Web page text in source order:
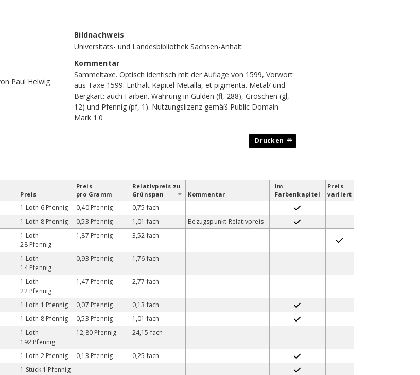
Paul Helwig
Bildnachweis
Universitäts- und Landesbibliothek Sachsen-Anhalt
Kommentar
Sammeltaxe. Optisch identisch mit der Auflage von 1599, Vorwort
aus Taxe 1599. Enthält Kapitel Metalla, et pigmenta. Metal/ und
Bergkart: auch Farben. Währung in Gulden (fl, 288), Groschen (gl,
12) und Pfennig (pf, 1). Nutzungslizenz gemäß Public Domain
Mark 1.0
Preis
Preis
pro Gramm
Relativ­preis zu
Grün­span
Kommentar
Im
Farben­kapitel
Preis
variiert
1 Loth 6 Pfennig 0,40 Pfennig
0,75 fach
1 Loth 8 Pfennig 0,53 Pfennig 1,01 fach
Bezugspunkt Relativpreis
1 Loth
28 Pfennig
1,87 Pfennig 3,52 fach
1 Loth
14 Pfennig
0,93 Pfennig 1,76 fach
1 Loth
22 Pfennig
1,47 Pfennig 2,77 fach
1 Loth 1 Pfennig 0,07 Pfennig
0,13 fach
1 Loth 8 Pfennig 0,53 Pfennig
1,01 fach
1 Loth
192 Pfennig
12,80 Pfennig 24,15 fach
1 Loth 2 Pfennig 0,13 Pfennig
0,25 fach
1 Stück 1 Pfennig